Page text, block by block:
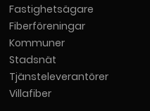
Fastighetsägare
Fiberföreningar
Kommuner
Stadsnät
Tjänsteleverantörer
Villafiber